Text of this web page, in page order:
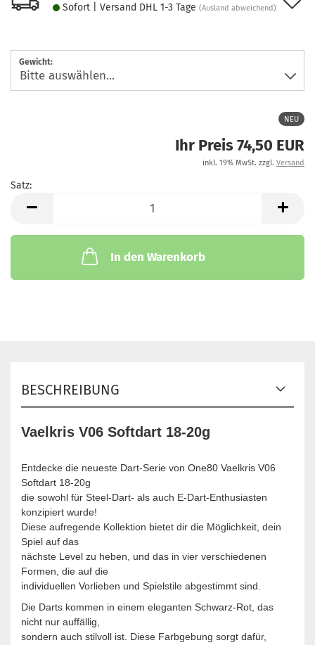
Sofort | Versand DHL 1-3 Tage (Ausland abweichend)
Gewicht:
NEU
Ihr Preis 74,50 EUR
inkl. 19% MwSt. zzgl. Versand
Satz:
In den Warenkorb
BESCHREIBUNG
Vaelkris V06 Softdart 18-20g
Entdecke die neueste Dart-Serie von One80 Vaelkris V06
Softdart 18-20g
die sowohl für Steel-Dart- als auch E-Dart-Enthusiasten
konzipiert wurde!
Diese aufregende Kollektion bietet dir die Möglichkeit, dein
Spiel auf das
nächste Level zu heben, und das in vier verschiedenen
Formen, die auf die
individuellen Vorlieben und Spielstile abgestimmt sind.
Die Darts kommen in einem eleganten Schwarz-Rot, das
nicht nur auffällig,
sondern auch stilvoll ist. Diese Farbgebung sorgt dafür,